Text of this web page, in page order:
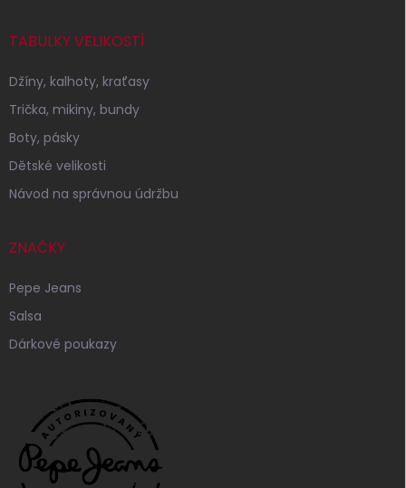
TABULKY VELIKOSTÍ
Džíny, kalhoty, kraťasy
Trička, mikiny, bundy
Boty, pásky
Dětské velikosti
Návod na správnou údržbu
ZNAČKY
Pepe Jeans
Salsa
Dárkové poukazy